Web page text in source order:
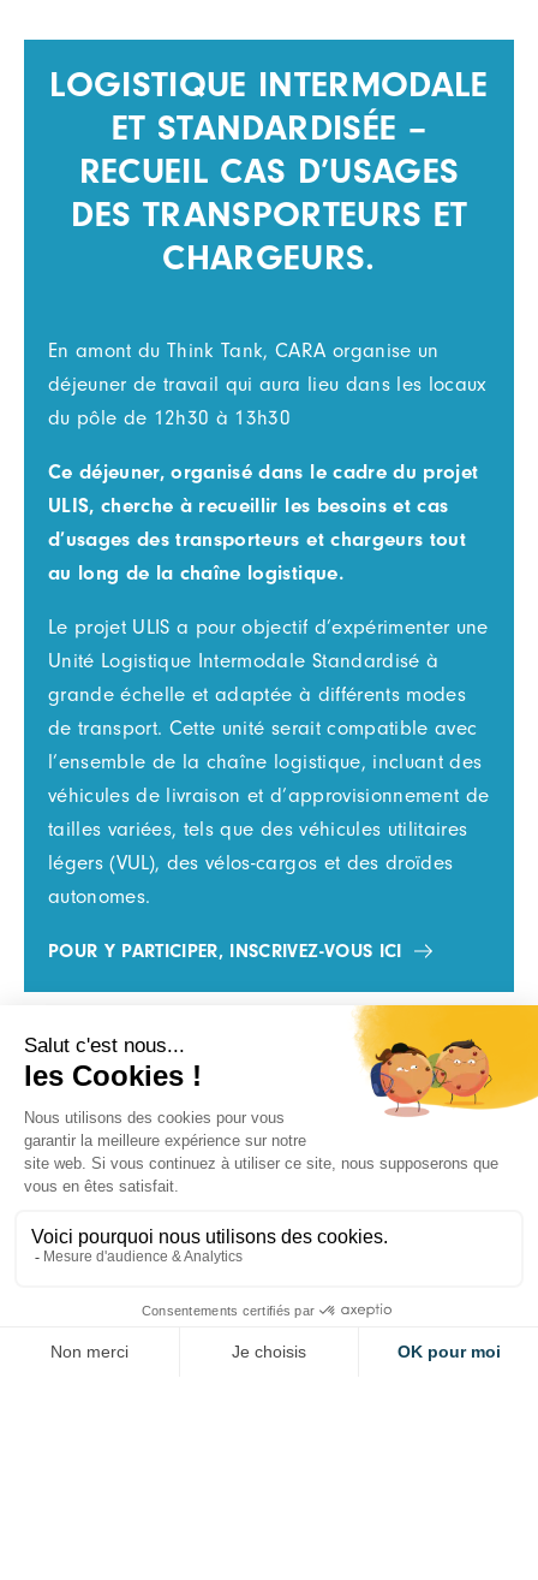
LOGISTIQUE INTERMODALE
ET STANDARDISÉE –
RECUEIL CAS D’USAGES
DES TRANSPORTEURS ET
CHARGEURS.
En amont du Think Tank, CARA organise un
déjeuner de travail qui aura lieu dans les locaux
du pôle de 12h30 à 13h30
Ce déjeuner, organisé dans le cadre du projet
ULIS, cherche à recueillir les besoins et cas
d’usages des transporteurs et chargeurs tout
au long de la chaîne logistique.
Le projet ULIS a pour objectif d’expérimenter une
Unité Logistique Intermodale Standardisé à
grande échelle et adaptée à différents modes
de transport. Cette unité serait compatible avec
l’ensemble de la chaîne logistique, incluant des
véhicules de livraison et d’approvisionnement de
tailles variées, tels que des véhicules utilitaires
légers (VUL), des vélos-cargos et des droïdes
autonomes.
POUR Y PARTICIPER, INSCRIVEZ-VOUS ICI
PROGRAMME